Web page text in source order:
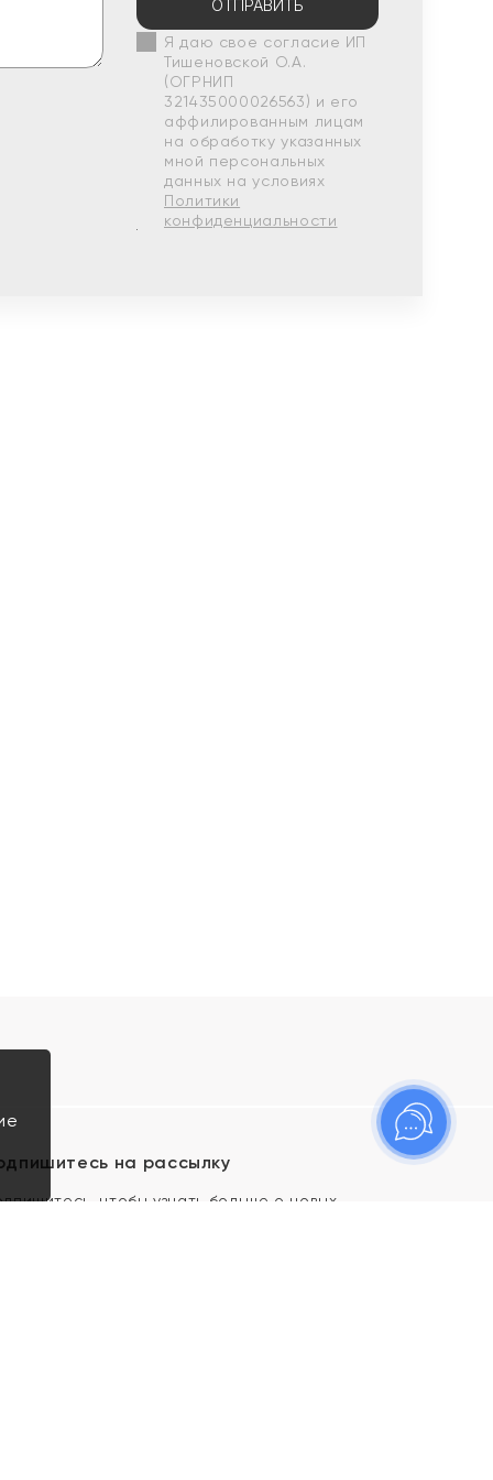
ОТПРАВИТЬ
Я даю свое согласие ИП
Тишеновской О.А.
(ОГРНИП
321435000026563) и его
аффилированным лицам
на обработку указанных
мной персональных
данных на условиях
Политики
конфиденциальности
на рассылку
чтобы узнать больше о новых